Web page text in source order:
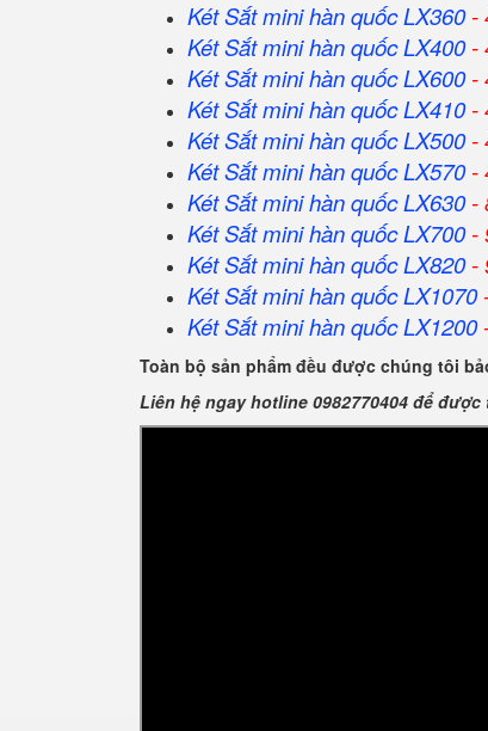
Két Sắt mini hàn quốc LX360-
Két Sắtmini hàn quốcLX400-
Két Sắtmini hàn quốcLX600-
Két Sắtmini hàn quốcLX410-
Két Sắtmini hàn quốcLX500-
Két Sắtmini hàn quốcLX570-
Két Sắtmini hàn quốcLX630-
Két Sắtmini hàn quốcLX700-
Két Sắtmini hàn quốcLX820-
Két Sắtmini hàn quốcLX1070
Két Sắtmini hàn quốcLX1200
Toàn bộ sản phẩm đều được chúng tôi
Liên hệ ngay hotline 0982770404 để được